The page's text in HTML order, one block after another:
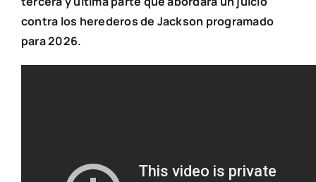
contra los herederos de Jackson programado
para 2026.